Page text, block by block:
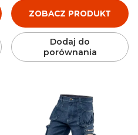
ZOBACZ PRODUKT
Dodaj do
porównania